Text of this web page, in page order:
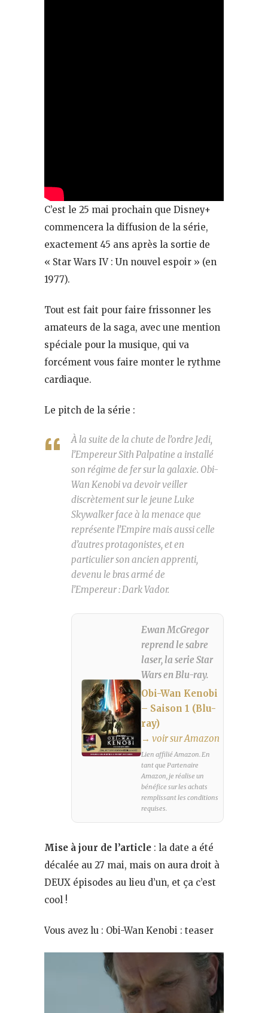
C’est le 25 mai prochain que Disney+
commencera la diffusion de la série,
exactement 45 ans après la sortie de
« Star Wars IV : Un nouvel espoir » (en
1977).
Tout est fait pour faire frissonner les
amateurs de la saga, avec une mention
spéciale pour la musique, qui va
forcément vous faire monter le rythme
cardiaque.
Le pitch de la série :
À la suite de la chute de l’ordre Jedi,
l’Empereur Sith Palpatine a installé
son régime de fer sur la galaxie. Obi-
Wan Kenobi va devoir veiller
discrètement sur le jeune Luke
Skywalker face à la menace que
représente l’Empire mais aussi celle
d’autres protagonistes, et en
particulier son ancien apprenti,
devenu le bras armé de
l’Empereur : Dark Vador.
Ewan McGregor
reprend le sabre
laser, la serie Star
Wars en Blu-ray.
Obi-Wan Kenobi
– Saison 1 (Blu-
ray)
→ voir sur Amazon
Lien affilié Amazon. En
tant que Partenaire
Amazon, je réalise un
bénéfice sur les achats
remplissant les conditions
requises.
Mise à jour de l’article : la date a été
décalée au 27 mai, mais on aura droit à
DEUX épisodes au lieu d’un, et ça c’est
cool !
Vous avez lu : Obi-Wan Kenobi : teaser